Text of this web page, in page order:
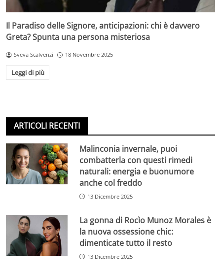
Il Paradiso delle Signore, anticipazioni: chi è davvero
Greta? Spunta una persona misteriosa
Sveva Scalvenzi 18 Novembre 2025
Leggi di più
ARTICOLI RECENTI
Malinconia invernale, puoi
combatterla con questi rimedi
naturali: energia e buonumore
anche col freddo
13 Dicembre 2025
La gonna di Rocìo Munoz Morales è
la nuova ossessione chic:
dimenticate tutto il resto
13 Dicembre 2025